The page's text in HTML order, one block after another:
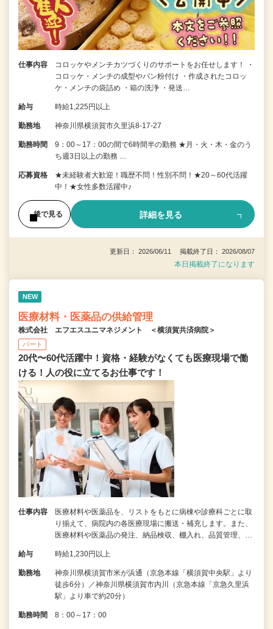
仕事内容
コロッケやメンチカツづくりのサポートをお任せします！ ・
コロッケ・メンチの成型やパン粉付け ・作成されたコロッ
ケ・メンチの袋詰め ・箱の洗浄 ・発送…
給与 時給1,225円以上
勤務地 神奈川県横須賀市久里浜8-17-27
勤務時間
9：00～17：00の間で6時間半の勤務 ★月・火・木・金のう
ち週3日以上の勤務 …
応募資格
★未経験者大歓迎！職歴不問！性別不問！★20～60代活躍
中！★女性多数活躍中♪
後で見る 詳細を見る
更新日： 2026/06/11 掲載終了日： 2026/08/07
本日掲載終了になります
NEW
医療材料・医薬品の供給管理
株式会社 エフエスユニマネジメント ＜横須賀共済病院＞
パート
20代〜60代活躍中！資格・経験がなくても医療現場で働
ける！人の役に立てるお仕事です！
仕事内容
医療材料や医薬品を、リストをもとに病棟や診療科ごとに取
り揃えて、病院内の各医療現場に搬送・補充します。また、
医療材料や医薬品の発注、納品検収、棚入れ、品質管理、…
給与 時給1,230円以上
勤務地
神奈川県横須賀市米が浜通（京急本線「横須賀中央駅」より
徒歩6分）／神奈川県横須賀市内川（京急本線「京急久里浜
駅」より車で約20分）
勤務時間 8：00～17：00